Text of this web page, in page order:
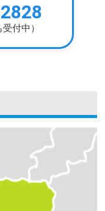
付中）